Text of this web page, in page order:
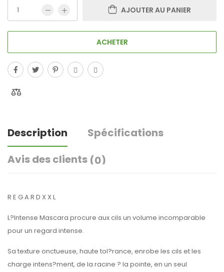
AJOUTER AU PANIER
ACHETER
Description
Spécifications
Avis des clients (0)
R E G A R D X X L
L?Intense Mascara procure aux cils un volume incomparable
pour un regard intense.
Sa texture onctueuse, haute tol?rance, enrobe les cils et les
charge intens?ment, de la racine ? la pointe, en un seul